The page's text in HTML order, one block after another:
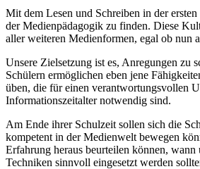
Mit dem Lesen und Schreiben in der
der Medienpädagogik zu finden. Diese
aller weiteren Medienformen, egal ob nun
Unsere Zielsetzung ist es, Anregungen zu
Schülern ermöglichen eben jene
üben, die für einen verantwortungsvollen
Informationszeitalter notwendig sind.
Am Ende ihrer Schulzeit sollen sich die
kompetent in der Medienwelt bewegen
Erfahrung heraus beurteilen können,
Techniken sinnvoll eingesetzt werden